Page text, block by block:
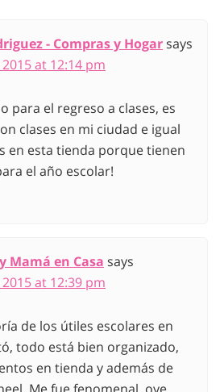
- Compras y Hogarsays
at 12:14 pm
para el regreso a clases, es
clases en mi ciudad e igual
en esta tienda porque tienen
el año escolar!
Mamá en Casa says
at 12:39 pm
de los útiles escolares en
todo está bien organizado,
en tienda y además de